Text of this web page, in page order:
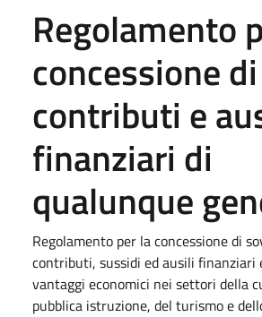
Regolamento
concessione di
contributi e
finanziari di
qualunque
Regolamento per la concessione di
contributi, sussidi ed ausili finanziari
vantaggi economici nei settori della
pubblica istruzione, del turismo e